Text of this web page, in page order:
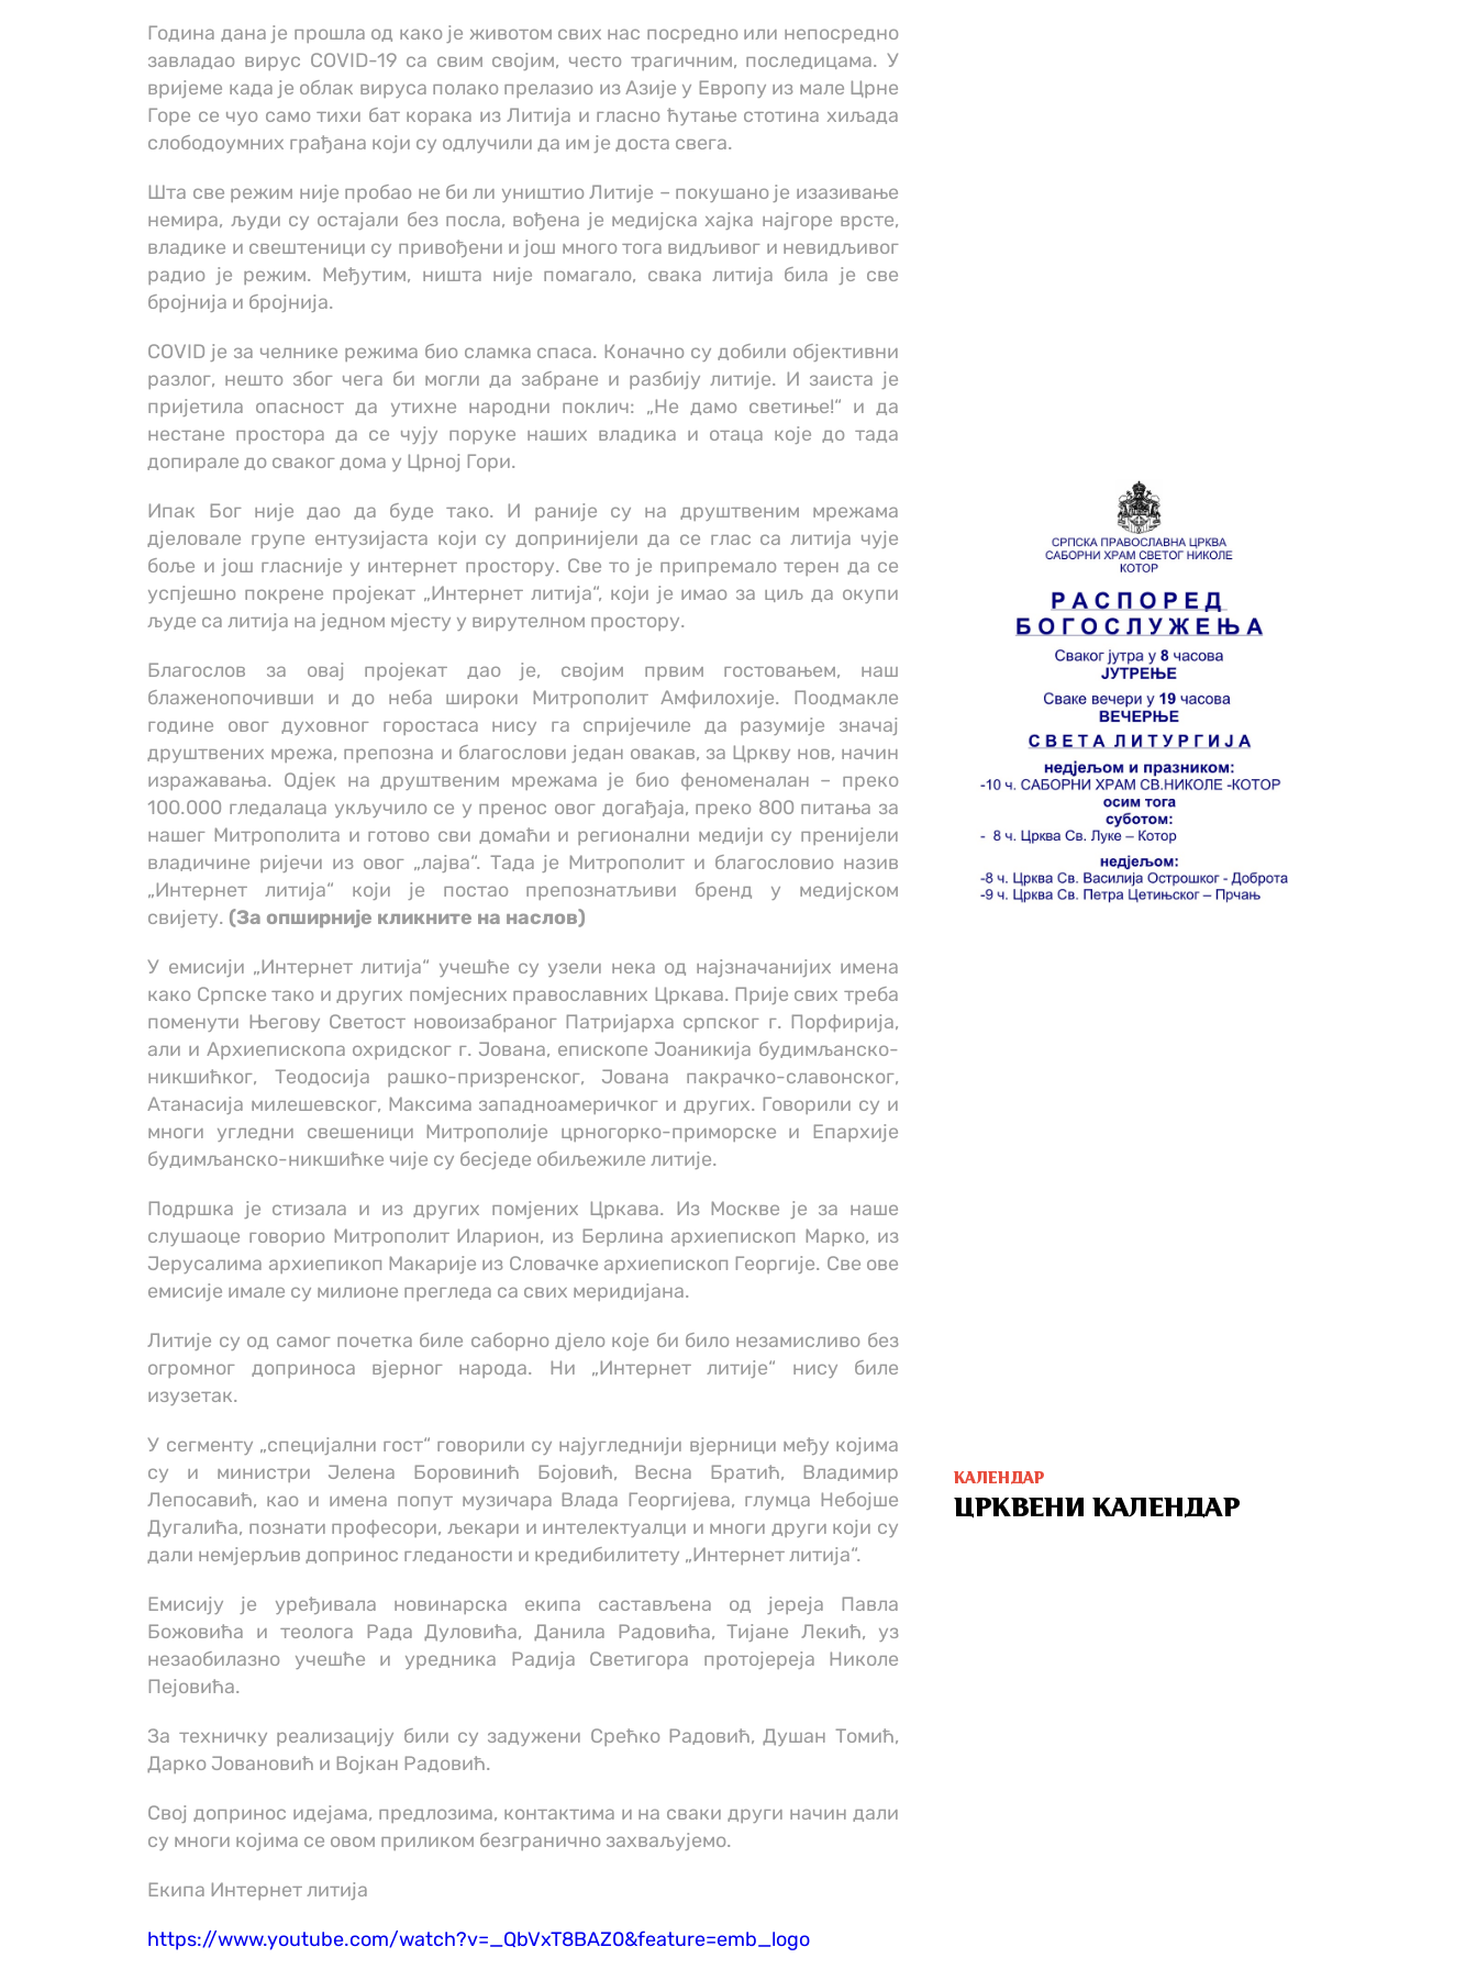
Година дана је прошла од како је животом свих нас посредно или непосредно
завладао вирус COVID-19 са свим својим, често трагичним, последицама. У
вријеме када је облак вируса полако прелазио из Азије у Европу из мале Црне
Горе се чуо само тихи бат корака из Литија и гласно ћутање стотина хиљада
слободоумних грађана који су одлучили да им је доста свега.
Шта све режим није пробао не би ли уништио Литије – покушано је изазивање
немира, људи су остајали без посла, вођена је медијска хајка најгоре врсте,
владике и свештеници су привођени и још много тога видљивог и невидљивог
радио је режим. Међутим, ништа није помагало, свака литија била је све
бројнија и бројнија.
COVID је за челнике режима био сламка спаса. Коначно су добили објективни
разлог, нешто због чега би могли да забране и разбију литије. И заиста је
пријетила опасност да утихне народни поклич: „Не дамо светиње!“ и да
нестане простора да се чују поруке наших владика и отаца које до тада
допирале до сваког дома у Црној Гори.
Ипак Бог није дао да буде тако. И раније су на друштвеним мрежама
дјеловале групе ентузијаста који су допринијели да се глас са литија чује
боље и још гласније у интернет простору. Све то је припремало терен да се
успјешно покрене пројекат „Интернет литија“, који је имао за циљ да окупи
људе са литија на једном мјесту у вирутелном простору.
Благослов за овај пројекат дао је, својим првим гостовањем, наш
блаженопочивши и до неба широки Митрополит Амфилохије. Поодмакле
године овог духовног горостаса нису га спријечиле да разумије значај
друштвених мрежа, препозна и благослови један овакав, за Цркву нов, начин
изражавања. Одјек на друштвеним мрежама је био феноменалан – преко
100.000 гледалаца укључило се у пренос овог догађаја, преко 800 питања за
нашег Митрополита и готово сви домаћи и регионални медији су пренијели
владичине ријечи из овог „лајва“. Тада је Митрополит и благословио назив
„Интернет литија“ који је постао препознатљиви бренд у медијском
свијету.(За опширније кликните на наслов)
У емисији „Интернет литија“ учешће су узели нека од најзначанијих имена
како Српске тако и других помјесних православних Цркава. Прије свих треба
поменути Његову Светост новоизабраног Патријарха српског г. Порфирија,
али и Архиепископа охридског г. Јована, епископе Јоаникија будимљанско-
никшићког, Теодосија рашко-призренског, Јована пакрачко-славонског,
Атанасија милешевског, Максима западноамеричког и других. Говорили су и
многи угледни свешеници Митрополије црногорко-приморске и Епархије
будимљанско-никшићке чије су бесједе обиљежиле литије.
Подршка је стизала и из других помјених Цркава. Из Москве је за наше
слушаоце говорио Митрополит Иларион, из Берлина архиепископ Марко, из
Јерусалима архиепикоп Макарије из Словачке архиепископ Георгије. Све ове
емисије имале су милионе прегледа са свих меридијана.
Литије су од самог почетка биле саборно дјело које би било незамисливо без
огромног доприноса вјерног народа. Ни „Интернет литије“ нису биле
изузетак.
У сегменту „специјални гост“ говорили су најугледнији вјерници међу којима
су и министри Јелена Боровинић Бојовић, Весна Братић, Владимир
Лепосавић, као и имена попут музичара Влада Георгијева, глумца Небојше
Дугалића, познати професори, љекари и интелектуалци и многи други који су
дали немјерљив допринос гледаности и кредибилитету „Интернет литија“.
Емисију је уређивала новинарска екипа састављена од јереја Павла
Божовића и теолога Рада Дуловића, Данила Радовића, Тијане Лекић, уз
незаобилазно учешће и уредника Радија Светигора протојереја Николе
Пејовића.
За техничку реализацију били су задужени Срећко Радовић, Душан Томић,
Дарко Јовановић и Војкан Радовић.
Свој допринос идејама, предлозима, контактима и на сваки други начин дали
су многи којима се овом приликом безгранично захваљујемо.
Екипа Интернет литија
https://www.youtube.com/watch?v=_QbVxT8BAZ0&feature=emb_logo
КАЛЕНДАР
ЦРКВЕНИ КАЛЕНДАР